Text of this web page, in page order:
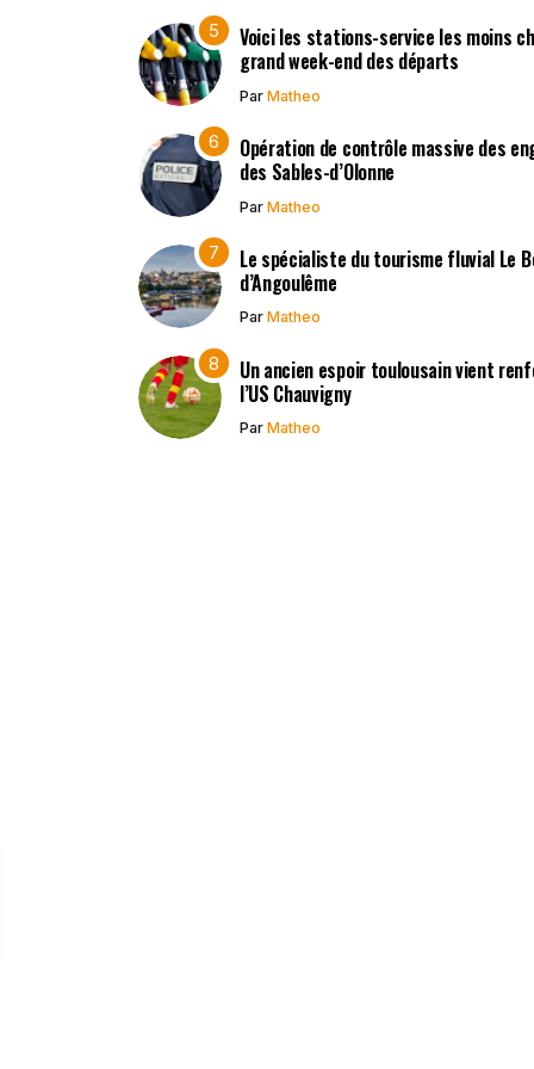
Voici les stations-service les moins
grand week-end des départs
Par Matheo
Opération de contrôle massive des
des Sables-d’Olonne
Par Matheo
Le spécialiste du tourisme fluvial Le
d’Angoulême
Par Matheo
Un ancien espoir toulousain vient
l’US Chauvigny
Par Matheo